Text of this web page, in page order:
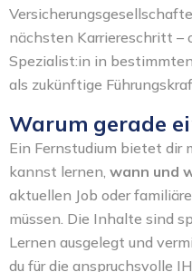
nächsten Karriereschritt –
Spezialist:in in
als zukünftige
Warum gerade
Ein Fernstudium bietet dir
kannst lernen, wann und
aktuellen Job oder
müssen. Die Inhalte sind
Lernen ausgelegt und
du für die anspruchsvolle